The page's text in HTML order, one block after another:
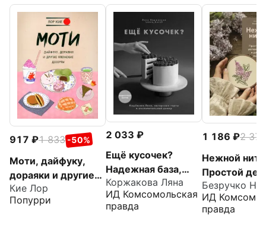
917 1 833 -50%
Моти, дайфуку,
дораяки и другие
японские десерты
Кие Лор
Попурри
2 033
Ещё кусочек?
Надежная база,
авторские торты и
восхитительный
декор
Коржакова Ляна
ИД Комсомольская
правда
1 186
2 372
Нежной
Простой
уютная
домашняя
Безручко
ИД
правда